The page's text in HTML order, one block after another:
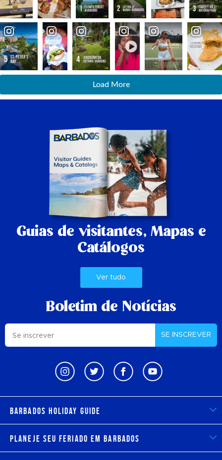
Load More
Guias de visitantes, Mapas e
Catálogos
Ver tudo
Boletim de Notícias
SE INSCREVER
Barbados Holiday Guide
Planeje seu feriado em Barbados